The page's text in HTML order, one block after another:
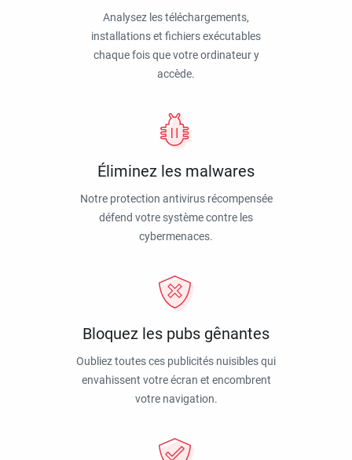
Analysez les téléchargements,
installations et fichiers exécutables
chaque fois que votre ordinateur y
accède.
Éliminez les malwares
Notre protection antivirus récompensée
défend votre système contre les
cybermenaces.
Bloquez les pubs gênantes
Oubliez toutes ces publicités nuisibles qui
envahissent votre écran et encombrent
votre navigation.